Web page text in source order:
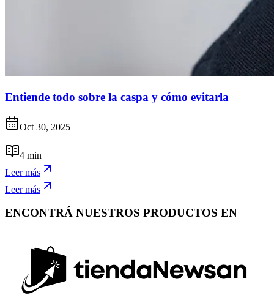
Entiende todo sobre la caspa y cómo evitarla
Oct 30, 2025
|
4 min
Leer más
Leer más
ENCONTRÁ NUESTROS PRODUCTOS EN